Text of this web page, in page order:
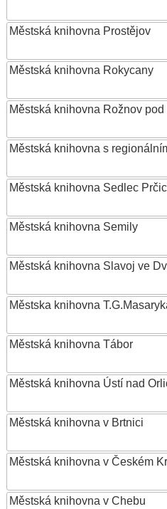
Městská knihovna Prostějov
Městská knihovna Rokycany
Městská knihovna Rožnov
Městská knihovna s
Městská knihovna Sedlec
Městská knihovna Semily
Městská knihovna Slavoj ve
Městska knihovna
Městská knihovna Tábor
Městská knihovna Ústí nad
Městská knihovna v Brtnici
Městská knihovna v Českém
Městská knihovna v Chebu